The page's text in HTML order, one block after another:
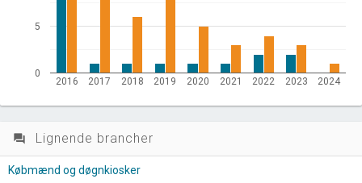
2016 2017 2018 2019 2020 2021 2022 2023 2024
0
5
question_answer Lignende brancher
Købmænd og døgnkiosker